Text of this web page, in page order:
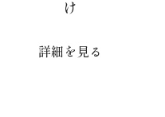
け
詳細を見る